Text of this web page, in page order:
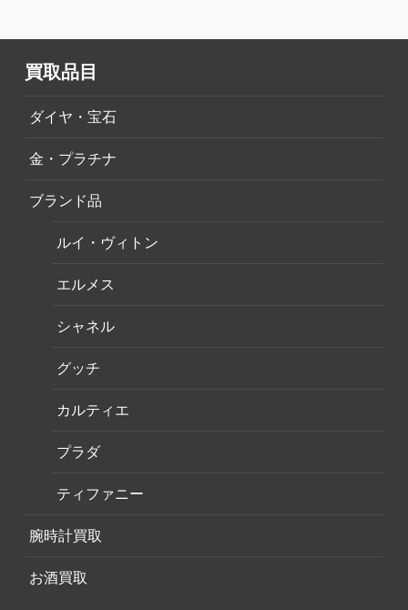
買取品目
ダイヤ・宝石
金・プラチナ
ブランド品
ルイ・ヴィトン
エルメス
シャネル
グッチ
カルティエ
プラダ
ティファニー
腕時計買取
お酒買取